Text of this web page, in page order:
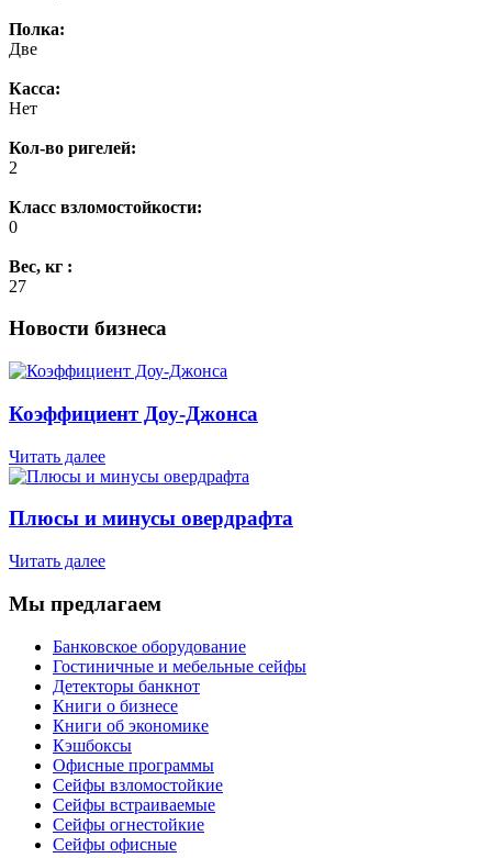
Полка:
Две
Касса:
Нет
Кол-во ригелей:
2
Класс взломостойкости:
0
Вес, кг :
27
Новости бизнеса
Коэффициент Доу-Джонса
Читать далее
Плюсы и минусы овердрафта
Читать далее
Мы предлагаем
Банковское оборудование
Гостиничные и мебельные сейфы
Детекторы банкнот
Книги о бизнесе
Книги об экономике
Кэшбоксы
Офисные программы
Сейфы взломостойкие
Сейфы встраиваемые
Сейфы огнестойкие
Сейфы офисные